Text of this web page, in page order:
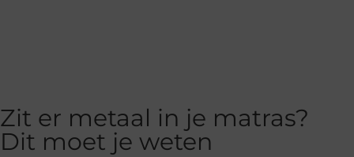
Zit er metaal in je matras?
Dit moet je weten